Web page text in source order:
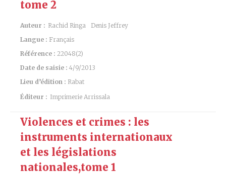
tome 2
Auteur : Rachid Ringa
Denis Jeffrey
Langue : Français
Référence : 22048(2)
Date de saisie : 4/9/2013
Lieu d’édition : Rabat
Éditeur : Imprimerie Arrissala
Violences et crimes : les
instruments internationaux
et les législations
nationales,tome 1